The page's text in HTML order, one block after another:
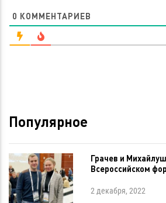
0 КОММЕНТАРИЕВ
Популярное
Грачев и
Всероссийском
2 декабря, 2022